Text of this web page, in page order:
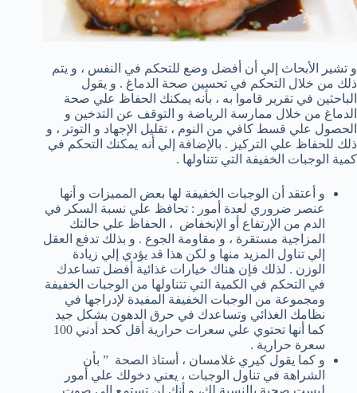
و تشير الأبحاث إلي أن أفضل وضع للتحكم في النفس ، و يتم
ذلك من خلال التحكم في تحسين صحة الدماغ . و يقول
الباحثين في تقرير قاموا به ، بأنه يمكنك الحفاظ علي صحة
الدماغ من خلال ممارسة الرياضة و التوقف عن التدخين و
الحصول علي قسط كافي من النوم ، تقليل الإجهاد و التوتر ، و
ذلك للحفاظ علي التركيز . بالإضافة إلي أنه يمكنك التحكم في
كمية الوجبات الخفيفة التي تتناولها .
و أعتقد أن الوجبات الخفيفة لها بعض المميزات و أنها
عنصر ضروري لعدة أمور : تحافظ علي نسبة السكر في
الدم من الإرتفاع أو الإنخفاض ، الحفاظ علي حالتك
المزاجية مستقرة ، و مقاومة الجوع . و بذلك تدفع العقل
إلي تناول المزيد منها و لكن هذا قد يؤدي إلي زيادة
الوزن . لذلك فإن هناك خيارات غذائية أفضل تساعدك
في التحكم في الكمية التي تتناولها من الوجبات الخفيفة
ومجموعة من الوجبات الخفيفة المفيدة لإدراجها في
نظامك الغذائي وتساعدك في حرق الدهون بشكل جيد
كما أنها تحتوي علي سعرات حرارية أقل كحد أدني 100
سعرة حرارية .
و كما يقول كيري غلامسان ، أستاذ الصحة ” بأن
الشراهة في تناول الوجبات ، يعني دخولك علي أمور